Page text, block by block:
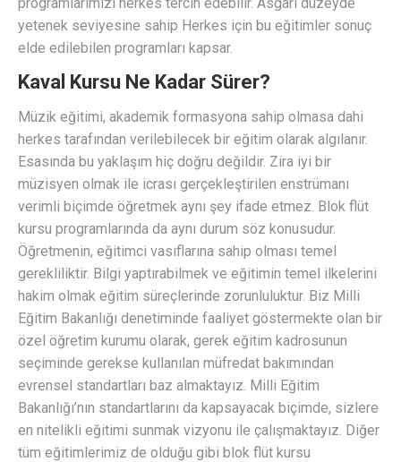
yetenek seviyesine sahip Herkes için bu eğitimler sonuç
elde edilebilen programları kapsar.
Kaval Kursu Ne Kadar Sürer?
Müzik eğitimi, akademik formasyona sahip olmasa dahi
herkes tarafından verilebilecek bir eğitim olarak algılanır.
Esasında bu yaklaşım hiç doğru değildir. Zira iyi bir
müzisyen olmak ile icrası gerçekleştirilen enstrümanı
verimli biçimde öğretmek aynı şey ifade etmez. Blok flüt
kursu programlarında da aynı durum söz konusudur.
Öğretmenin, eğitimci vasıflarına sahip olması temel
gerekliliktir. Bilgi yaptırabilmek ve eğitimin temel ilkelerini
hakim olmak eğitim süreçlerinde zorunluluktur. Biz Milli
Eğitim Bakanlığı denetiminde faaliyet göstermekte olan bir
özel öğretim kurumu olarak, gerek eğitim kadrosunun
seçiminde gerekse kullanılan müfredat bakımından
evrensel standartları baz almaktayız. Milli Eğitim
Bakanlığı’nın standartlarını da kapsayacak biçimde, sizlere
en nitelikli eğitimi sunmak vizyonu ile çalışmaktayız. Diğer
tüm eğitimlerimiz de olduğu gibi blok flüt kursu